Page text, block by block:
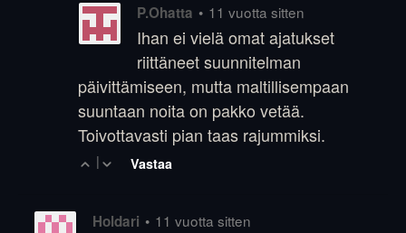
P.Ohatta • 11 vuotta sitten
Ihan ei vielä omat ajatukset
riittäneet suunnitelman
päivittämiseen, mutta maltillisempaan
suuntaan noita on pakko vetää.
Toivottavasti pian taas rajummiksi.
| Vastaa
Holdari • 11 vuotta sitten